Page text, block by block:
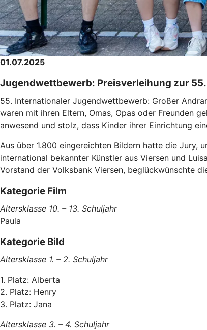
01.07.2025
Jugendwettbewerb: Preisverleihung zur
55. Internationaler Jugendwettbewerb: Großer
waren mit ihren Eltern, Omas, Opas oder Freunden
anwesend und stolz, dass Kinder ihrer Einrichtung
Aus über 1.800 eingereichten Bildern hatte die Jury,
international bekannter Künstler aus Viersen und
Vorstand der Volksbank Viersen, beglückwünschte
Kategorie Film
Altersklasse 10. – 13. Schuljahr
Paula
Kategorie Bild
Altersklasse 1. – 2. Schuljahr
1. Platz: Alberta
2. Platz: Henry
3. Platz: Jana
Altersklasse 3. – 4. Schuljahr